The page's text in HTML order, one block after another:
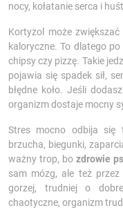
nocy, kołatanie serca i
Kortyzol może
kaloryczne. To dlatego
chipsy czy pizzę. Takie
pojawia się spadek sił,
błędne koło. Jeśli
organizm dostaje mocny
Stres mocno odbija się
brzucha, biegunki,
ważny trop, bo zdrowie
sam mózg, ale też
gorzej, trudniej o
chaotyczne, organizm